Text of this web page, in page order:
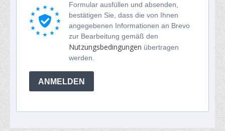
Formular ausfüllen und absenden,
bestätigen Sie, dass die von Ihnen
angegebenen Informationen an Brevo
zur Bearbeitung gemäß den
Nutzungsbedingungen übertragen
werden.
ANMELDEN